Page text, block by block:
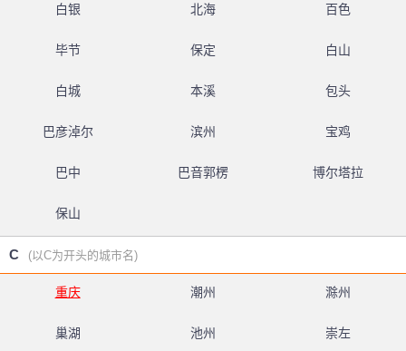
白银 北海 百色
毕节 保定 白山
白城 本溪 包头
巴彦淖尔 滨州 宝鸡
巴中 巴音郭楞 博尔塔拉
保山
C (以C为开头的城市名)
重庆 潮州 滁州
巢湖 池州 崇左